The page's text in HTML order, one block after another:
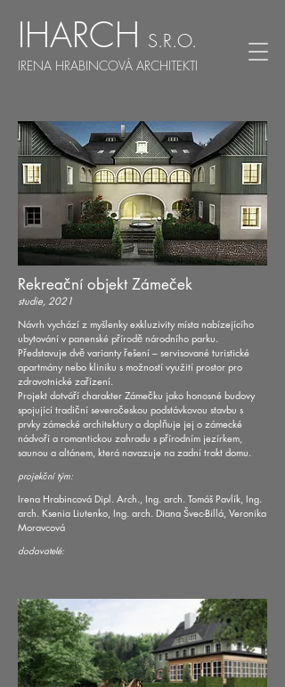
IHARCH S.R.O.
IRENA HRABINCOVÁ ARCHITEKTI
Rekreační objekt Zámeček
studie, 2021
Návrh vychází z myšlenky exkluzivity místa nabízejícího
ubytování v panenské přírodě národního parku.
Představuje dvě varianty řešení – servisované turistické
apartmány nebo kliniku s možností využití prostor pro
zdravotnické zařízení.
Projekt dotváří charakter Zámečku jako honosné budovy
spojující tradiční severočeskou podstávkovou stavbu s
prvky zámecké architektury a doplňuje jej o zámecké
nádvoří a romantickou zahradu s přírodním jezírkem,
saunou a altánem, která navazuje na zadní trakt domu.
projekční tým:
Irena Hrabincová Dipl. Arch., Ing. arch. Tomáš Pavlík, Ing.
arch. Ksenia Liutenko, Ing. arch. Diana Švec-Billá, Veronika
Moravcová
dodavatelé: